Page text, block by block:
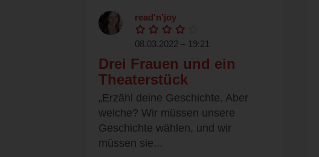
read'n'joy
08.03.2022 – 19:21
Drei Frauen und ein
Theaterstück
„Erzähl deine Geschichte. Aber
welche? Wir müssen unsere
Geschichte wählen, und wir
müssen sie...